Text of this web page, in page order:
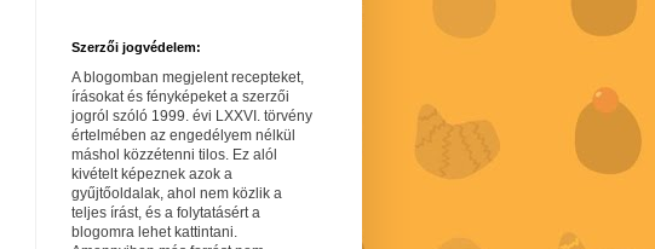
Szerzői jogvédelem:
A blogomban megjelent recepteket,
írásokat és fényképeket a szerzői
jogról szóló 1999. évi LXXVI. törvény
értelmében az engedélyem nélkül
máshol közzétenni tilos. Ez alól
kivételt képeznek azok a
gyűjtőoldalak, ahol nem közlik a
teljes írást, és a folytatásért a
blogomra lehet kattintani.